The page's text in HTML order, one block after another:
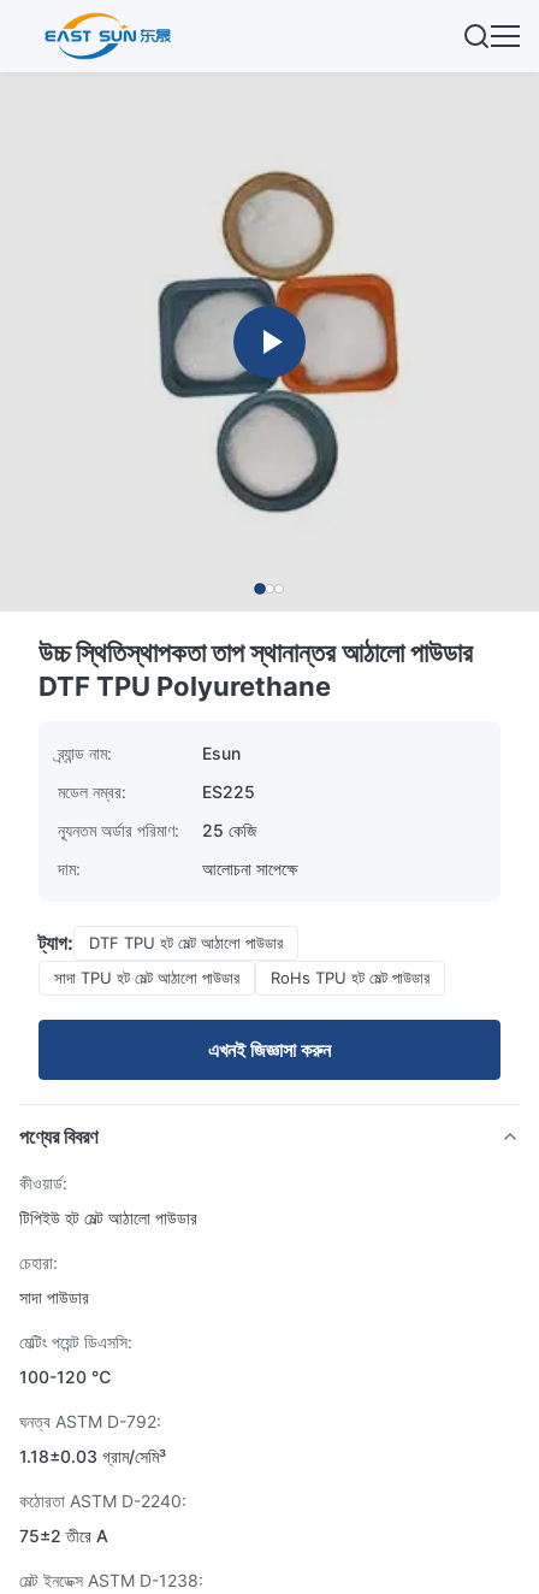
উচ্চ স্থিতিস্থাপকতা তাপ স্থানান্তর আঠালো পাউডার
DTF TPU Polyurethane
ব্র্যান্ড নাম:
Esun
মডেল নম্বর:
ES225
ন্যূনতম অর্ডার পরিমাণ:
25 কেজি
দাম:
আলোচনা সাপেক্ষে
ট্যাগ:
DTF TPU হট মেল্ট আঠালো পাউডার
সাদা TPU হট মেল্ট আঠালো পাউডার
RoHs TPU হট মেল্ট পাউডার
এখনই জিজ্ঞাসা করুন
পণ্যের বিবরণ
কীওয়ার্ড:
টিপিইউ হট মেল্ট আঠালো পাউডার
চেহারা:
সাদা পাউডার
মেল্টিং পয়েন্ট ডিএসসি:
100-120 ℃
ঘনত্ব ASTM D-792:
1.18±0.03 গ্রাম/সেমি³
কঠোরতা ASTM D-2240:
75±2 তীরে A
মেল্ট ইনডেক্স ASTM D-1238: